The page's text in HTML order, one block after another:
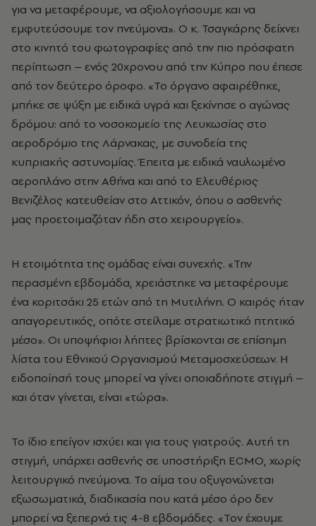
για να μεταφέρουμε, να αξιολογήσουμε και να
εμφυτεύσουμε τον πνεύμονα». Ο κ. Τσαγκάρης δείχνει
στο κινητό του φωτογραφίες από την πιο πρόσφατη
περίπτωση – ενός 20χρονου από την Κύπρο που έπεσε
από τον δεύτερο όροφο. «Το όργανο αφαιρέθηκε,
μπήκε σε ψύξη με ειδικά υγρά και ξεκίνησε ο αγώνας
δρόμου: από το νοσοκομείο της Λευκωσίας στο
αεροδρόμιο της Λάρνακας, με συνοδεία της
κυπριακής αστυνομίας. Έπειτα με ειδικά ναυλωμένο
αεροπλάνο στην Αθήνα και από το Ελευθέριος
Βενιζέλος κατευθείαν στο Αττικόν, όπου ο ασθενής
μας προετοιμαζόταν ήδη στο χειρουργείο».
Η ετοιμότητα της ομάδας είναι συνεχής. «Την
περασμένη εβδομάδα, χρειάστηκε να μεταφέρουμε
ένα κοριτσάκι 25 ετών από τη Μυτιλήνη. Ο καιρός ήταν
απαγορευτικός, οπότε στείλαμε στρατιωτικό πτητικό
μέσο». Οι υποψήφιοι λήπτες βρίσκονται σε επίσημη
λίστα του Εθνικού Οργανισμού Μεταμοσχεύσεων. Η
ειδοποίησή τους μπορεί να γίνει οποιαδήποτε στιγμή –
και όταν γίνεται, είναι «τώρα».
Το ίδιο επείγον ισχύει και για τους γιατρούς. Αυτή τη
στιγμή, υπάρχει ασθενής σε υποστήριξη ECMO, χωρίς
λειτουργικό πνεύμονα. Το αίμα του οξυγονώνεται
εξωσωματικά, διαδικασία που κατά μέσο όρο δεν
μπορεί να ξεπερνά τις 4-8 εβδομάδες. «Τον έχουμε